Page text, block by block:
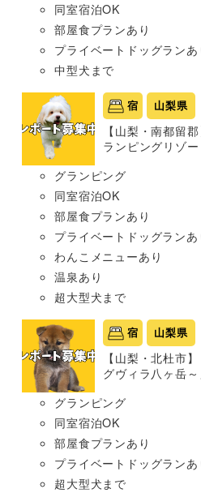
同室宿泊OK
部屋食プランあり
プライベートドッグランあ
中型犬まで
宿 山梨県
【山梨・南都留
ランピングリゾー
グランピング
同室宿泊OK
部屋食プランあり
プライベートドッグランあ
わんこメニューあり
温泉あり
超大型犬まで
宿 山梨県
【山梨・北杜市
グヴィラ八ヶ岳～
グランピング
同室宿泊OK
部屋食プランあり
プライベートドッグランあ
超大型犬まで